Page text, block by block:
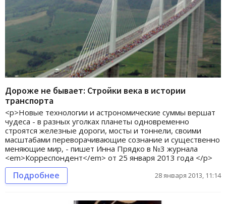
Дороже не бывает: Стройки века в истории
транспорта
<p>Новые технологии и астрономические суммы вершат
чудеса - в разных уголках планеты одновременно
строятся железные дороги, мосты и тоннели, своими
масштабами переворачивающие сознание и существенно
меняющие мир, - пишет Инна Прядко в №3 журнала
<em>Корреспондент</em> от 25 января 2013 года </p>
Подробнее 28 января 2013, 11:14